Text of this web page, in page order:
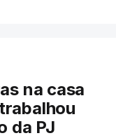
na casa
da PJ